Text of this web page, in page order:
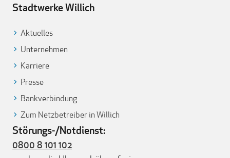
Stadtwerke Willich
Aktuelles
Unternehmen
Karriere
Presse
Bankverbindung
Zum Netzbetreiber in Willich
Störungs-/Notdienst:
0800 8 101 102